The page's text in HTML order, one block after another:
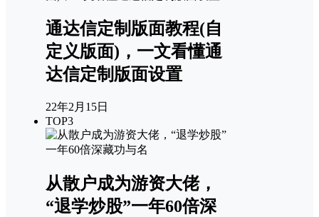
通达信定制版面教程(自
定义版面)，一文看懂通
达信定制版面设置
22年2月15日
TOP3
从散户成为游资大佬，
“退学炒股”一年60倍深